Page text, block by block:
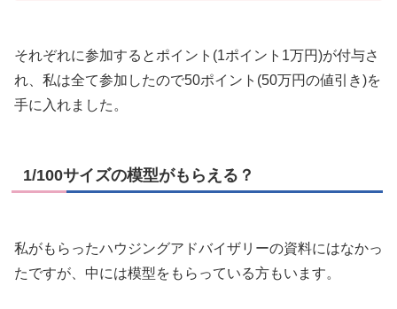
それぞれに参加するとポイント(1ポイント1万円)が付与さ
れ、私は全て参加したので50ポイント(50万円の値引き)を
手に入れました。
1/100サイズの模型がもらえる？
私がもらったハウジングアドバイザリーの資料にはなかっ
たですが、中には模型をもらっている方もいます。